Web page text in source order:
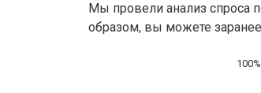
Мы провели анализ спроса
образом, вы можете